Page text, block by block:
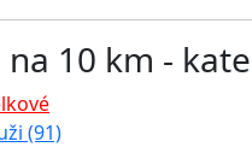
na 10 km -
(91)